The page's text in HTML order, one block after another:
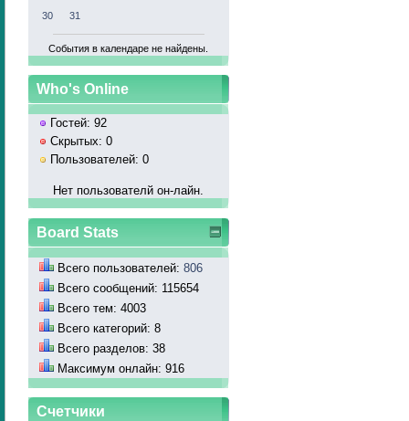
30
31
События в календаре не найдены.
Who's Online
Гостей: 92
Скрытых: 0
Пользователей: 0
Нет пользователй он-лайн.
Board Stats
Всего пользователей: 806
Всего сообщений: 115654
Всего тем: 4003
Всего категорий: 8
Всего разделов: 38
Максимум онлайн: 916
Счетчики